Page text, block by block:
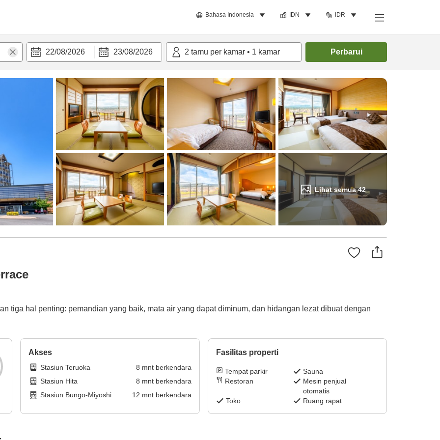
Bahasa Indonesia IDN IDR
22/08/2026 23/08/2026 2 tamu per kamar • 1 kamar Perbarui
Lihat semua42
Cari kamar
tiga hal penting: pemandian yang baik, mata air yang dapat diminum, dan hidangan lezat dibuat dengan
Akses
Stasiun Teruoka 8 mnt berkendara
Stasiun Hita
8 mnt berkendara
Stasiun Bungo-Miyoshi
12 mnt berkendara
Fasilitas properti
Tempat parkir
Sauna
Restoran
Mesin penjual
otomatis
Toko
Ruang rapat